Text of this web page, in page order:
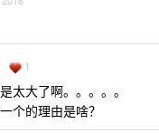
1
太大了啊。。。。。
个的理由是啥？